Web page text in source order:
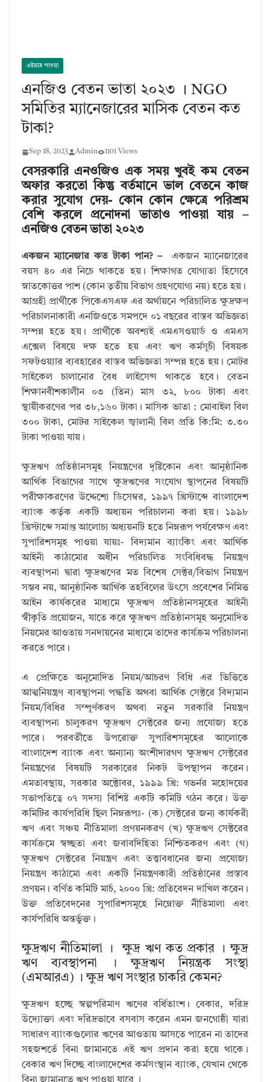
এইমাত্র পাওয়া
এনজিও বেতন ভাতা ২০২৩ । NGO
সমিতির ম্যানেজারের মাসিক বেতন কত
টাকা?
Sep 18, 2023 Admin 1101 Views
বেসরকারি এনওজিও এক সময় খুবই কম বেতন
অফার করতো কিন্তু বর্তমানে ভাল বেতনে কাজ
করার সুযোগ দেয়- কোন কোন ক্ষেত্রে পরিশ্রম
বেশি করলে প্রনোদনা ভাতাও পাওয়া যায় –
এনজিও বেতন ভাতা ২০২৩
একজন ম্যানেজার কত টাকা পান? –
একজন ম্যানেজারের
বয়স ৪০ এর নিচে থাকতে হয়। শিক্ষাগত যোগ্যতা হিসেবে
স্নাতকোত্তর পাশ (কোন তৃতীয় বিভাগ গ্রহণযোগ্য নয়) হতে হয়।
আগ্রহী প্রার্থীকে পিকেএসএফ এর অর্থায়নে পরিচালিত ক্ষুদ্রক্ষণ
পরিচালনাকারী এনজিওতে সমপদে ০১ বছরের বাস্তব অভিজ্ঞতা
সম্পন্ন হতে হয়। প্রার্থীকে অবশ্যই এমএসওয়ার্ড ও এমএস
এক্সেল বিষয়ে দক্ষ হতে হয় এবং ঋণ কর্মসূচী বিষয়ক
সফটওয়্যার ব্যবহারের বাস্তব অভিজ্ঞতা সম্পন্ন হতে হয়। মোটর
সাইকেল চালানোর বৈধ লাইসেন্স থাকতে হবে। বেতন
শিক্ষানবীশকালীন ০৩ (তিন) মাস ৩২, ৮০০ টাকা এবং
স্থায়ীকরণের পর ৩৮,১৬০ টাকা। মাসিক ভাতা : মোবাইল বিল
৩০০ টাকা, মোটর সাইকেল জ্বালানী বিল প্রতি কি:মি: ৩.৩০
টাকা পাওয়া যায়।
ক্ষুদ্রঋণ প্রতিষ্ঠানসমূহ নিয়ন্ত্রণের দৃষ্টিকোন এবং আনুষ্ঠানিক
আর্থিক বিভাগের সাথে ক্ষুদ্রঋণের সংযোগ স্থাপনের বিষয়টি
পরীক্ষাকরণের উদ্দেশ্যে ডিসেম্বর, ১৯৯৭ খ্রিস্টাব্দে বাংলাদেশ
ব্যাংক কর্তৃক একটি অধ্যয়ন পরিচালনা করা হয়। ১৯৯৮
খ্রিস্টাব্দে সমাপ্ত আলোচ্য অধ্যয়নটি হতে নিম্নরূপ পর্যবেক্ষণ এবং
সুপারিশসমূহ পাওয়া যায়ঃ- বিদ্যমান ব্যাংকিং এবং আর্থিক
আইনী কাঠামোর অধীন পরিচালিত সংবিধিবদ্ধ নিয়ন্ত্রণ
ব্যবস্থাপনা দ্বারা ক্ষুদ্রঋণের মত বিশেষ সেক্টর/বিভাগ নিয়ন্ত্রণ
সম্ভব নয়, আনুষ্ঠানিক আর্থিক তহবিলের উৎসে প্রবেশের নিমিত্ত
আইন কার্যকরের মাধ্যমে ক্ষুদ্রঋণ প্রতিষ্ঠানসমূহের আইনী
স্বীকৃতি প্রয়োজন, যাতে করে ক্ষুদ্রঋণ প্রতিষ্ঠানসমূহ অনুমোদিত
নিয়মের আওতায় সনদায়নের মাধ্যমে তাদের কার্যক্রম পরিচালনা
করতে পারে।
এ প্রেক্ষিতে অনুমোদিত নিয়ম/আচরণ বিধি এর ভিত্তিতে
আত্মনিয়ন্ত্রণ ব্যবস্থাপনা পদ্ধতি অথবা আর্থিক সেক্টরে বিদ্যমান
নিয়ম/বিধির সম্পূর্ণকরণ অথবা নতুন সরকারি নিয়ন্ত্রণ
ব্যবস্থাপনা চালুকরণ ক্ষুদ্রঋণ সেক্টরের জন্য প্রযোজ্য হতে
পারে। পরবর্তীতে উপরোক্ত সুপারিশসমূহের আলোকে
বাংলাদেশ ব্যাংক এবং অন্যান্য অংশীদারগণ ক্ষুদ্রঋণ সেক্টরের
নিয়ন্ত্রণের বিষয়টি সরকারের নিকট উপস্থাপন করেন।
এমতাবস্থায়, সরকার অক্টোবর, ১৯৯৯ খ্রি: গভর্নর মহোদয়ের
সভাপতিত্বে ০৭ সদস্য বিশিষ্ট একটি কমিটি গঠন করে। উক্ত
কমিটির কার্যপরিধি ছিল নিম্নরূপঃ- (ক) সেক্টরের জন্য কার্যকরী
ঋণ এবং সঞ্চয় নীতিমালা প্রণয়নকরণ (খ) ক্ষুদ্রঋণ সেক্টরের
কার্যক্রমে স্বচ্ছতা এবং জবাবদিহিতা নিশ্চিতকরণ এবং (গ)
ক্ষুদ্রঋণ সেক্টরের নিয়ন্ত্রণ এবং তত্ত্বাবধানের জন্য প্রযোজ্য
নিয়ন্ত্রণ কাঠামো এবং একটি নিয়ন্ত্রণকারী প্রতিষ্ঠানের প্রস্তাব
প্রণয়ন। বর্ণিত কমিটি মার্চ, ২০০০ খ্রি: প্রতিবেদন দাখিল করেন।
উক্ত প্রতিবেদনের সুপারিশসমূহে নিম্নোক্ত নীতিমালা এবং
কার্যপরিধি অন্তর্ভুক্ত।
ক্ষুদ্রঋণ নীতিমালা । ক্ষুদ্র ঋণ কত প্রকার । ক্ষুদ্র
ঋণ ব্যবস্থাপনা । ক্ষুদ্রঋণ নিয়ন্ত্রক সংস্থা
(এমআরএ) । ক্ষুদ্র ঋণ সংস্থার চাকরি কেমন?
ক্ষুদ্রঋণ হচ্ছে স্বল্পপরিমাণ ঋণের বর্ধিতাংশ। বেকার, দরিদ্র
উদ্যোক্তা এবং দরিদ্রভাবে বসবাস করেন এমন জনগোষ্ঠী যারা
সাধারণ ব্যাংকগুলোর ঋণের আওতায় আসতে পারেন না তাদের
সহজশর্তে বিনা জামানতে এই ঋণ প্রদান করা হয়ে থাকে।
বেকার ঋণ দিচ্ছে বাংলাদেশের কর্মসংস্থান ব্যাংক, যেখান থেকে